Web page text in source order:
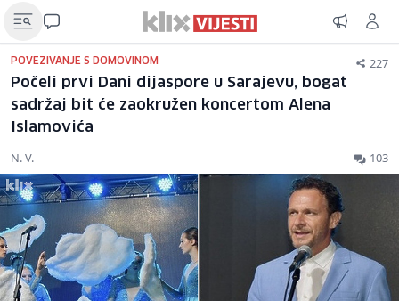
POVEZIVANJE S DOMOVINOM 227
Počeli prvi Dani dijaspore u Sarajevu, bogat
sadržaj bit će zaokružen koncertom Alena
Islamovića
N. V. 103